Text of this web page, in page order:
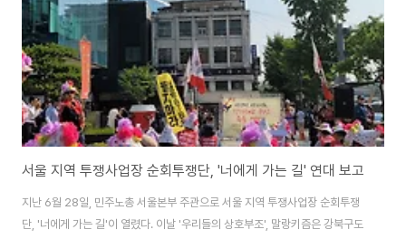
서울 지역 투쟁사업장 순회투쟁단, '너에게 가는 길' 연대 보고
지난 6월 28일, 민주노총 서울본부 주관으로 서울 지역 투쟁사업장 순회투쟁
단, '너에게 가는 길'이 열렸다. 이날 '우리들의 상호부조', 말랑키즘은 강북구도